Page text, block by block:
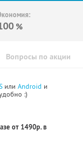
%
Вопросы по акции
или Android и
:)
от 1490р. в